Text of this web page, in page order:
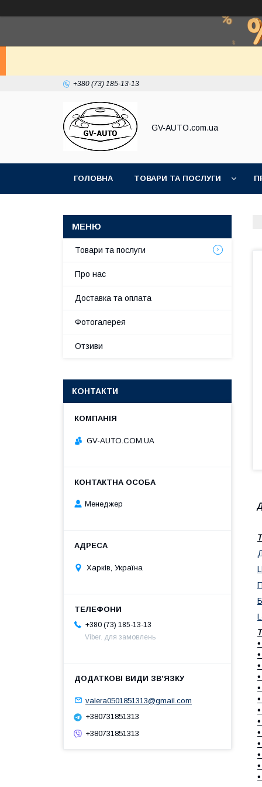
+380 (73) 185-13-13
GV-AUTO.com.ua
ГОЛОВНА ТОВАРИ ТА ПОСЛУГИ
Товари та послуги
Про нас
Доставка та оплата
Фотогалерея
Отзиви
КОНТАКТИ
GV-AUTO.COM.UA
Менеджер
Харків, Україна
+380 (73) 185-13-13
Viber. для замовлень
valera0501851313@gmail.com
+380731851313
+380731851313